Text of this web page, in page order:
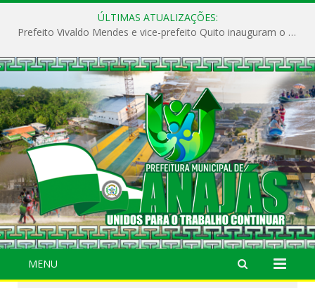
ÚLTIMAS ATUALIZAÇÕES:
Prefeito Vivaldo Mendes e vice-prefeito Quito inauguram o CAPS e fortalecem a saúde pública em Anajás.
MENU